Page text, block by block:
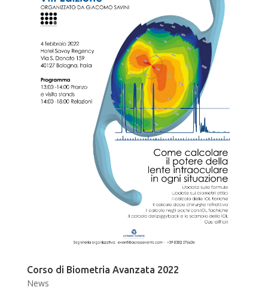
Corso di Biometria Avanzata 2022
News